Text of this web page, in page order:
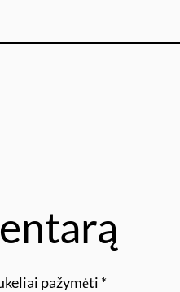
pažymėti *